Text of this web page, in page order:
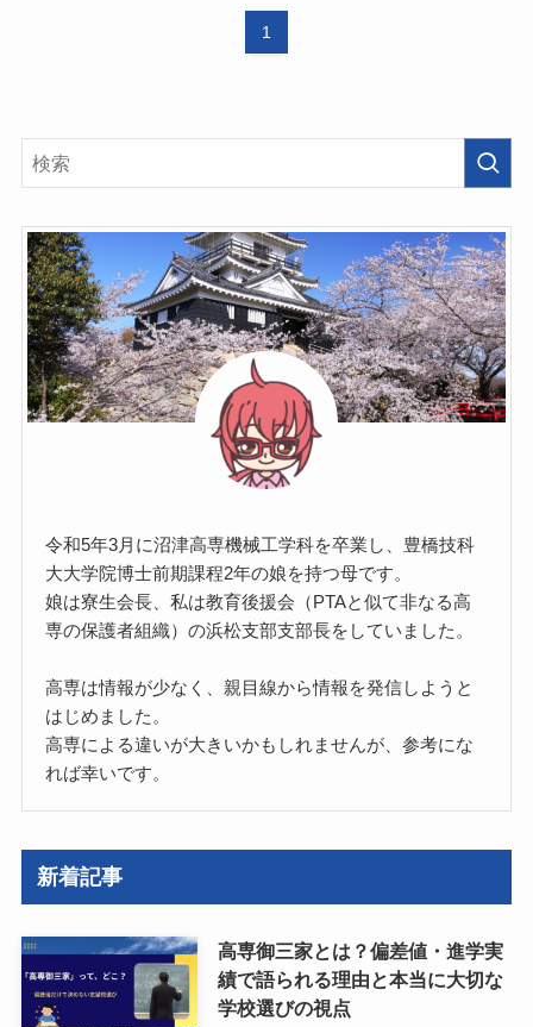
1
令和5年3月に沼津高専機械工学科を卒業し、豊橋技科
大大学院博士前期課程2年の娘を持つ母です。
娘は寮生会長、私は教育後援会（PTAと似て非なる高
専の保護者組織）の浜松支部支部長をしていました。
高専は情報が少なく、親目線から情報を発信しようと
はじめました。
高専による違いが大きいかもしれませんが、参考にな
れば幸いです。
新着記事
高専御三家とは？偏差値・進学実
績で語られる理由と本当に大切な
学校選びの視点